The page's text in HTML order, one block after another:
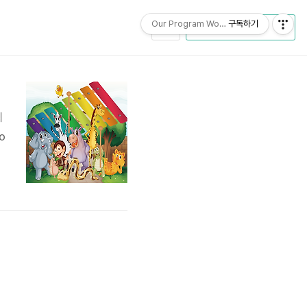
CATEGORY
Our Program World구독하기